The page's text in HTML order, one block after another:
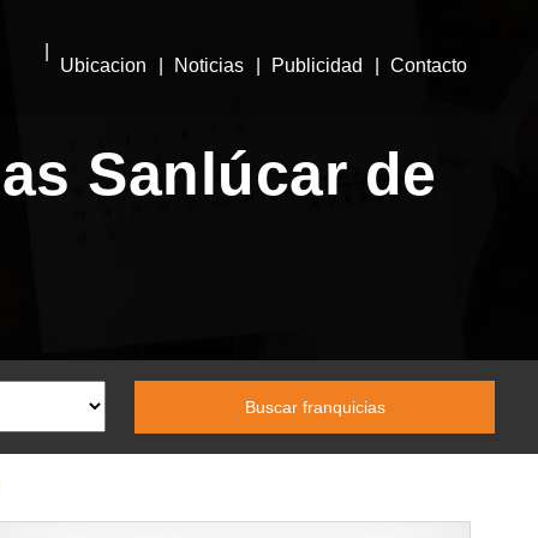
Ubicacion Noticias Publicidad Contacto
Sanlúcar de